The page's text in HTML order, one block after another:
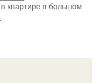
квартире в большом